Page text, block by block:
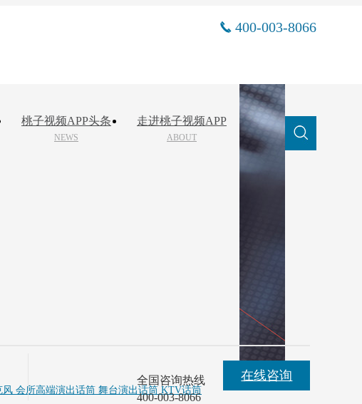
400-003-8066
桃子视频APP头条
NEWS
走进桃子视频APP
ABOUT
会所高端演出话筒 舞台演出话筒 KTV话筒
全国咨询热线
400-003-8066
在线咨询